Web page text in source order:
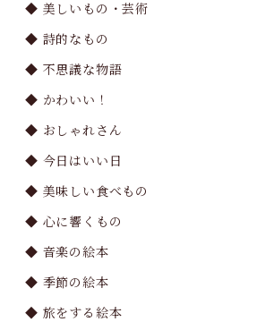
◆ 美しいもの・芸術
◆ 詩的なもの
◆ 不思議な物語
◆ かわいい！
◆ おしゃれさん
◆ 今日はいい日
◆ 美味しい食べもの
◆ 心に響くもの
◆ 音楽の絵本
◆ 季節の絵本
◆ 旅をする絵本